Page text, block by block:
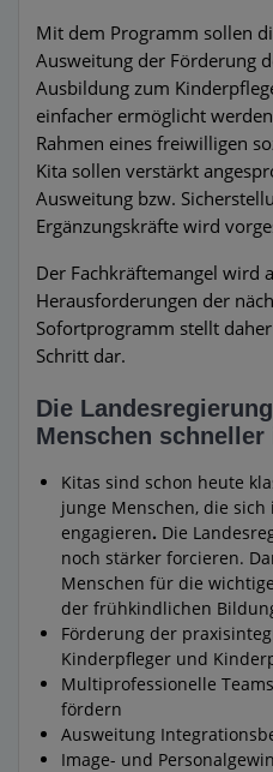
Mit dem Programm sollen
Ausweitung der Förderung
Ausbildung zum
einfacher ermöglicht
Rahmen eines freiwilligen
Kita sollen verstärkt
Ausweitung bzw.
Ergänzungskräfte wird
Der Fachkräftemangel wird
Herausforderungen der
Sofortprogramm stellt
Schritt dar.
Die
Menschen
Kitas sind schon heute
junge Menschen, die
engagieren. Die
noch stärker forcieren.
Menschen für die
der frühkindlichen
Förderung der
Kinderpfleger und
Multiprofessionelle
fördern
Ausweitung
Image- und